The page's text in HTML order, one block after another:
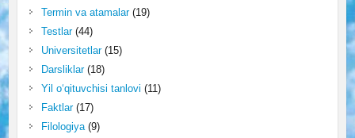
Termin va atamalar(19)
Testlar(44)
Universitetlar(15)
Darsliklar(18)
Yil o‘qituvchisi tanlovi (11)
Faktlar(17)
Filologiya(9)